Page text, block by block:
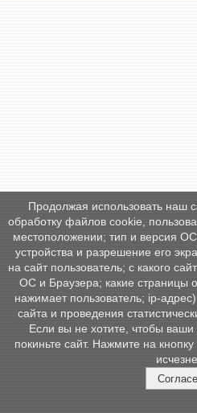
Продолжая использовать наш
обработку файлов cookie,
местоположении; тип и версия
устройства и разрешение его
на сайт пользователь; с какого
ОС и Браузера; какие страницы
нажимает пользователь; ip-
сайта и проведения
Если вы не хотите, чтобы
покиньте сайт. Нажмите на